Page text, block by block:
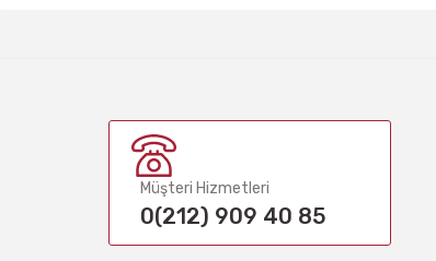
Müşteri Hizmetleri
0(212) 909 40 85